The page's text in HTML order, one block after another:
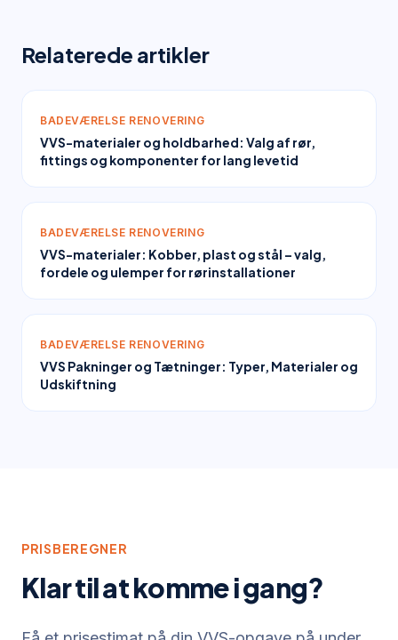
Relaterede artikler
BADEVÆRELSE RENOVERING
VVS-materialer og holdbarhed: Valg af rør,
fittings og komponenter for lang levetid
BADEVÆRELSE RENOVERING
VVS-materialer: Kobber, plast og stål – valg,
fordele og ulemper for rørinstallationer
BADEVÆRELSE RENOVERING
VVS Pakninger og Tætninger: Typer, Materialer og
Udskiftning
PRISBEREGNER
Klar til at komme i gang?